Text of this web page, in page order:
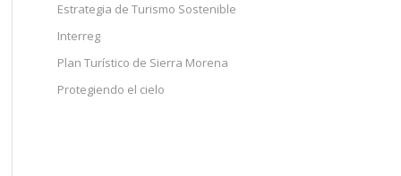
Estrategia de Turismo Sostenible
Interreg
Plan Turístico de Sierra Morena
Protegiendo el cielo